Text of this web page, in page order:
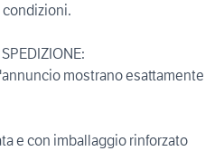
mostrano esattamente
e con imballaggio rinforzato